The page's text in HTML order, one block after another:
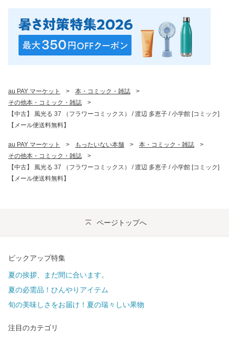
au PAY マーケット > 本・コミック・雑誌
>
その他本・コミック・雑誌
>
【中古】 風光る 37 （フラワーコミックス） / 渡辺 多恵子 / 小学館 [コミック]
【メール便送料無料】
au PAY マーケット > もったいない本舗 > 本・コミック・雑誌
>
その他本・コミック・雑誌
>
【中古】 風光る 37 （フラワーコミックス） / 渡辺 多恵子 / 小学館 [コミック]
【メール便送料無料】
ページトップへ
ピックアップ特集
夏の挨拶、まだ間に合います。
夏の必需品！ひんやりアイテム
旬の美味しさをお届け！夏の瑞々しい果物
注目のカテゴリ